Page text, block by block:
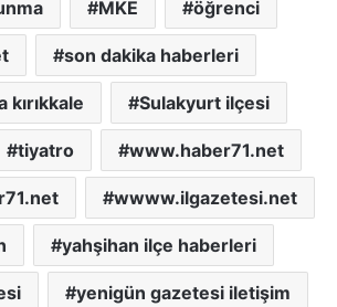
MKE öğrenci
son dakika haberleri
kırıkkale Sulakyurt ilçesi
tiyatro www.haber71.net
wwww.ilgazetesi.net
yahşihan ilçe haberleri
yenigün gazetesi iletişim